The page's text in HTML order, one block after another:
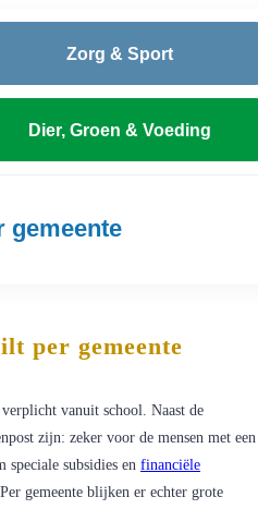
Zorg & Sport
Dier, Groen & Voeding
gemeente
per gemeente
vanuit school. Naast de
zijn: zeker voor de mensen met een
speciale subsidies en financiële
gemeente blijken er echter grote